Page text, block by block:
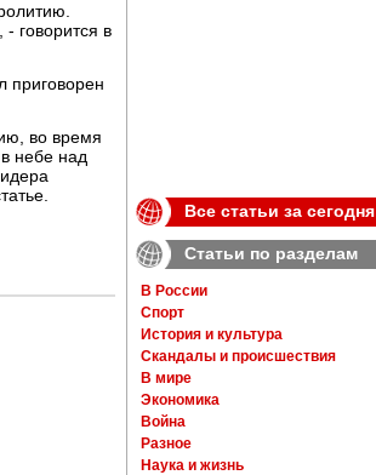
говорится в
приговорен
во время
небе над
Все статьи за сегодня
Статьи по разделам
В России
Спорт
История и культура
Скандалы и происшествия
В мире
Экономика
Война
Разное
Наука и жизнь